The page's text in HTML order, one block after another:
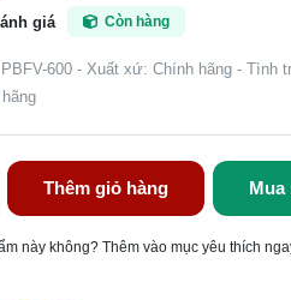
giá Còn hàng
600 - Xuất xứ: Chính hãng - Tình
Thêm giỏ hàng Mua
này không? Thêm vào mục yêu thích